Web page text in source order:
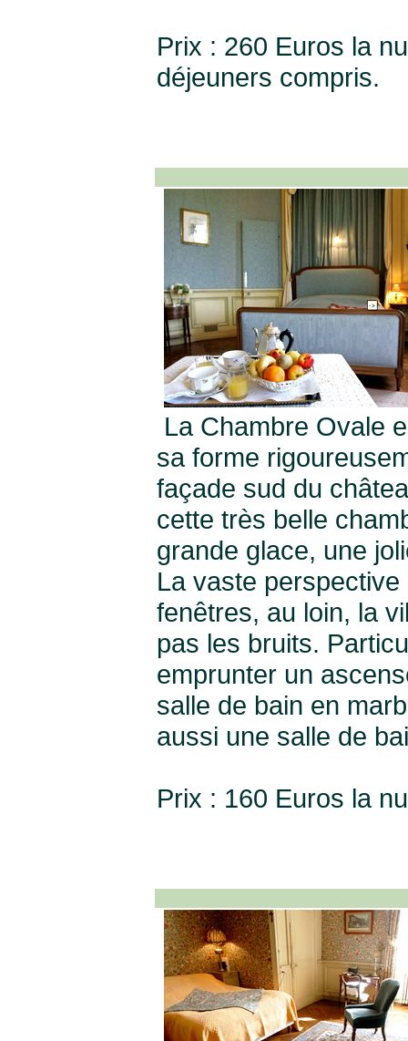
Prix : 260 Euros la
déjeuners compris.
La Chambre Ovale
sa forme
façade sud du
cette très belle
grande glace, une
La vaste
fenêtres, au loin, la
pas les bruits.
emprunter un
salle de bain en
aussi une salle de
Prix : 160 Euros la